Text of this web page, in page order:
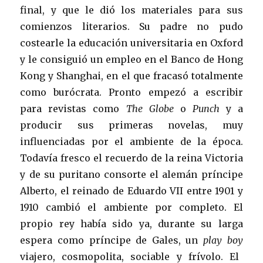
final, y que le dió los materiales para sus
comienzos literarios. Su padre no pudo
costearle la educación universitaria en Oxford
y le consiguió un empleo en el Banco de Hong
Kong y Shanghai, en el que fracasó totalmente
como burócrata. Pronto empezó a escribir
para revistas como The Globe o Punchy a
producir sus primeras novelas, muy
influenciadas por el ambiente de la época.
Todavía fresco el recuerdo de la reina Victoria
y de su puritano consorte el alemán príncipe
Alberto, el reinado de Eduardo VII entre 1901 y
1910 cambió el ambiente por completo. El
propio rey había sido ya, durante su larga
espera como príncipe de Gales, un play boy
viajero, cosmopolita, sociable y frívolo. El